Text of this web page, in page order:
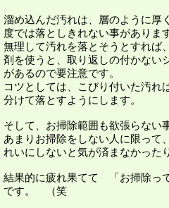
溜め込んだ汚れは、層のように厚
度では落としきれない事があります
無理して汚れを落とそうとすれば
剤を使うと、取り返しの付かない
があるので要注意です。
コツとしては、こびり付いた汚れ
分けて落とすようにします。
そして、お掃除範囲も欲張らない事
あまりお掃除をしない人に限って
れいにしないと気が済まなかった
結果的に疲れ果てて 「お掃除っ
です。 （笑